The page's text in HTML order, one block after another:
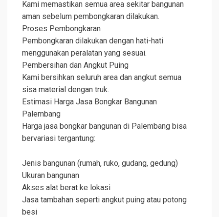
Kami memastikan semua area sekitar bangunan
aman sebelum pembongkaran dilakukan.
Proses Pembongkaran
Pembongkaran dilakukan dengan hati-hati
menggunakan peralatan yang sesuai.
Pembersihan dan Angkut Puing
Kami bersihkan seluruh area dan angkut semua
sisa material dengan truk.
Estimasi Harga Jasa Bongkar Bangunan
Palembang
Harga jasa bongkar bangunan di Palembang bisa
bervariasi tergantung:
Jenis bangunan (rumah, ruko, gudang, gedung)
Ukuran bangunan
Akses alat berat ke lokasi
Jasa tambahan seperti angkut puing atau potong
besi